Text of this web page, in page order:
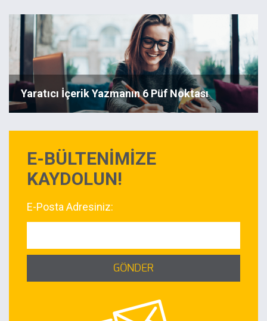
Yaratıcı İçerik Yazmanın 6 Püf Noktası
E-BÜLTENİMİZE
KAYDOLUN!
E-Posta Adresiniz:
GÖNDER